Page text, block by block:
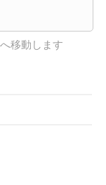
移動します